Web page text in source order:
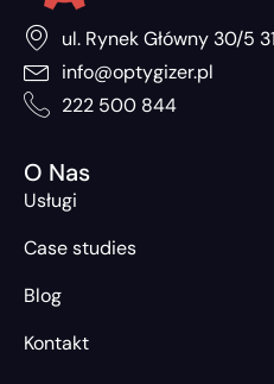
ul. Rynek Główny 30/5
info@optygizer.pl
222 500 844
O Nas
Usługi
Case studies
Blog
Kontakt